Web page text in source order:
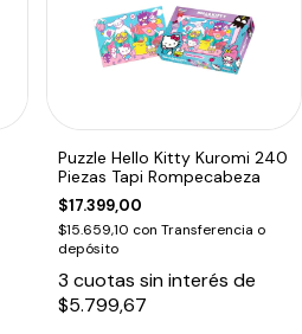
Puzzle Hello Kitty Kuromi 240
Piezas Tapi Rompecabeza
$17.399,00
$15.659,10 con Transferencia o
depósito
3 cuotas sin interés de
$5.799,67